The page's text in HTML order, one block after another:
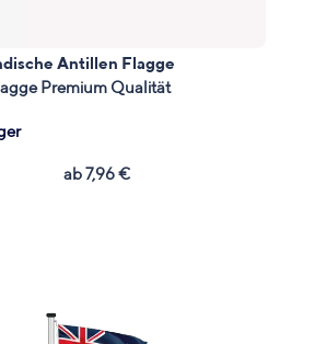
Antillen Flagge
Premium Qualität
ab7,96€